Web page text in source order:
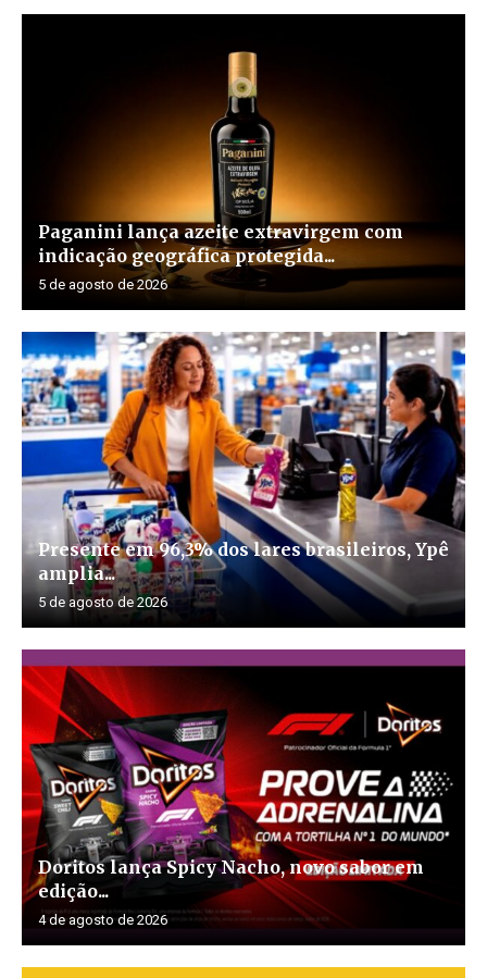
Paganini lança azeite extravirgem com
indicação geográfica protegida...
5 de agosto de 2026
Presente em 96,3% dos lares brasileiros, Ypê
amplia...
5 de agosto de 2026
Doritos lança Spicy Nacho, novo sabor em
edição...
4 de agosto de 2026